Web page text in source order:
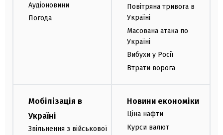
Аудіоновини
Погода
Повітряна тривога в
Україні
Масована атака по
Україні
Вибухи у Росії
Втрати ворога
Мобілізація в
Україні
Звільнення з військової
Новини економіки
Ціна нафти
Курси валют